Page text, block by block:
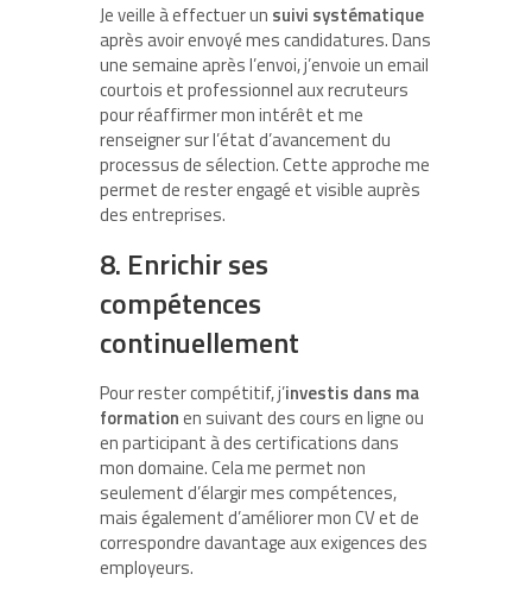
Je veille à effectuer un suivi systématique
après avoir envoyé mes candidatures. Dans
une semaine après l’envoi, j’envoie un email
courtois et professionnel aux recruteurs
pour réaffirmer mon intérêt et me
renseigner sur l’état d’avancement du
processus de sélection. Cette approche me
permet de rester engagé et visible auprès
des entreprises.
8. Enrichir ses
compétences
continuellement
Pour rester compétitif, j’investis dans ma
formationen suivant des cours en ligne ou
en participant à des certifications dans
mon domaine. Cela me permet non
seulement d’élargir mes compétences,
mais également d’améliorer mon CV et de
correspondre davantage aux exigences des
employeurs.